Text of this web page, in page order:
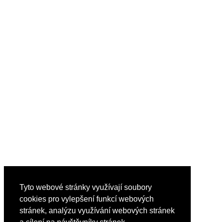
Tyto webové stránky využívají soubory
cookies pro vylepšení funkcí webových
stránek, analýzu využívání webových stránek